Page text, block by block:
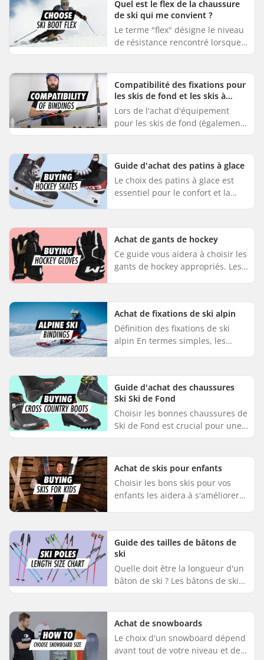
Quel est le flex de la chaussure
de ski qui me convient ?
Le terme "flex" désigne le niveau
de résistance rencontré lorsque
vous vous penchez et appuyez
de ski alpin bien ajust...
Compatibilité des fixations pour
les skis de fond et les skis à
roulettes
Lors de l'achat d'équipement
pour les skis de fond (également
appelés skis nordiques) et les
s'assurer de la com...
Guide d'achat des patins à glace
Le choix des patins à glace est
essentiel pour le confort et la
considérablement votre plaisir ...
Achat de gants de hockey
Ce guide vous aidera à choisir les
gants de hockey appropriés. Les
poignet, tout en assurant s...
Achat de fixations de ski alpin
Définition des fixations de ski
alpin En termes simples, les
existe différents ty...
Guide d'achat des chaussures
Ski Ski de Fond
Choisir les bonnes chaussures de
Ski de Fond est crucial pour une
expérience de ski agréable, quel
pratiquez. Pour vous aid...
Achat de skis pour enfants
Choisir les bons skis pour vos
enfants les aidera à s'améliorer
pistes, car c'est là que...
Guide des tailles de bâtons de
ski
Quelle doit être la longueur d'un
bâton de ski ? Les bâtons de ski
ont la bonne longueur si vos
lorsque vous posez le ...
Achat de snowboards
Le choix d'un snowboard dépend
avant tout de votre niveau et de